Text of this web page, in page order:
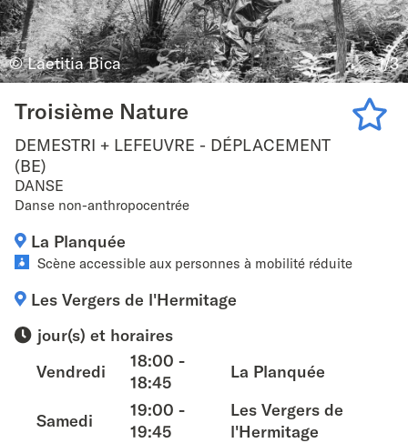
© Laetitia Bica 1/3
Troisième Nature
DEMESTRI + LEFEUVRE - DÉPLACEMENT
(BE)
DANSE
Danse non-anthropocentrée
La Planquée
Scène accessible aux personnes à mobilité réduite
Les Vergers de l'Hermitage
jour(s) et horaires
Vendredi
18:00 -
18:45
La Planquée
Samedi
19:00 -
19:45
Les Vergers de
l'Hermitage